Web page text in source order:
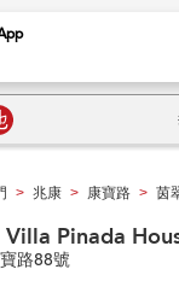
> 兆康 > 康寶路 > 茵
Pinada
路88號